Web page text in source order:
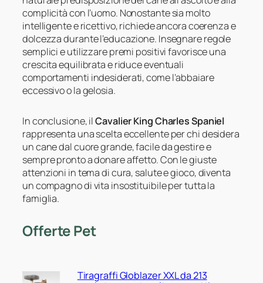
complicità con l’uomo. Nonostante sia molto
intelligente e ricettivo, richiede ancora coerenza e
dolcezza durante l’educazione. Insegnare regole
semplici e utilizzare premi positivi favorisce una
crescita equilibrata e riduce eventuali
comportamenti indesiderati, come l’abbaiare
eccessivo o la gelosia.
In conclusione, ilCavalier King Charles Spaniel
rappresenta una scelta eccellente per chi desidera
un cane dal cuore grande, facile da gestire e
sempre pronto a donare affetto. Con le giuste
attenzioni in tema di cura, salute e gioco, diventa
un compagno di vita insostituibile per tutta la
famiglia.
Offerte Pet
Tiragraffi Globlazer XXL da 213